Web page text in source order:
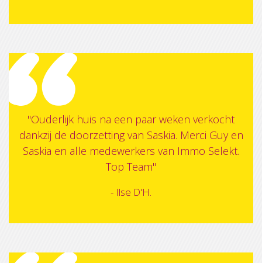
"Ouderlijk huis na een paar weken verkocht
dankzij de doorzetting van Saskia. Merci Guy en
Saskia en alle medewerkers van Immo Selekt.
Top Team"
- Ilse D'H.